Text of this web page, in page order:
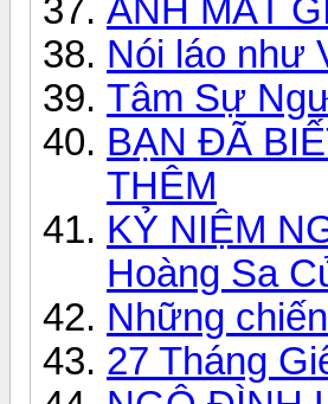
ÁNH MẮT
Nói láo như
Tâm Sự
BẠN ĐÃ
THÊM
KỶ NIỆM
Hoàng Sa
Những
27 Tháng